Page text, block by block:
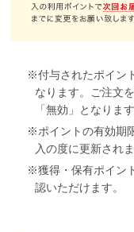
付与されたポイン
なります。ご注文
「無効」となります
ポイントの有効期
入の度に更新されま
獲得・保有ポイン
認いただけます。